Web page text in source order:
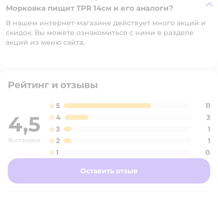
Морковка пищит TPR 14см и его аналоги?
В нашем интернет-магазине действует много акций и
скидок. Вы можете ознакомиться с ними в разделе
акций из меню сайта.
Рейтинг и отзывы
4,5
16 отзывов
5
11
4
3
3
1
2
1
1
0
Оставить отзыв